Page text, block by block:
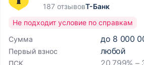
187 отзывовТ-Банк
Сумма до 8 000
Первый взнос любой
ПСК 20,799% –
Не подходит условие по справкам